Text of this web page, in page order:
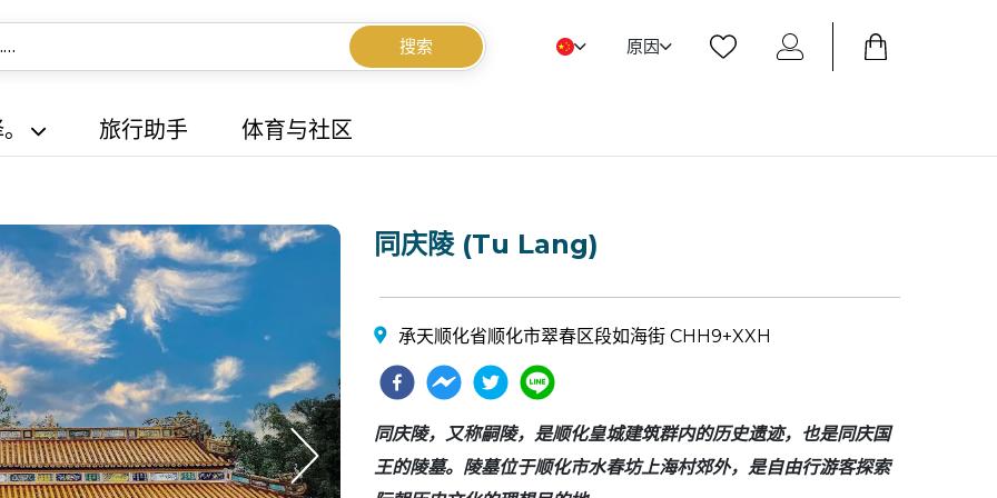
搜索 原因
旅行助手 体育与社区
同庆陵 (Tu Lang)
承天顺化省顺化市翠春区段如海街 CHH9+XXH
同庆陵，又称嗣陵，是顺化皇城建筑群内的历史遗迹，也是同庆国
王的陵墓。陵墓位于顺化市水春坊上海村郊外，是自由行游客探索